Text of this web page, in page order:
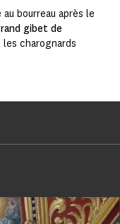
bourreau après le
gibet de
charognards